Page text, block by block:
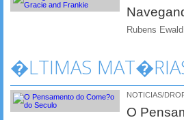
Rubens
�LTIMAS
NOTICIAS/
O